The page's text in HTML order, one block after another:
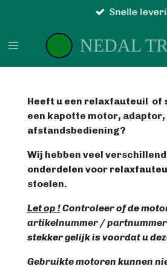
naar
NEDAL
Snelle
Heeft u een relaxfauteuil of
een kapotte motor, adaptor,
afstandsbediening?
Wij hebben veel
onderdelen voor
stoelen.
Let op !Controleer of de
artikelnummer / partnummer
stekker gelijk is voordat u
Gebruikte motoren kunnen